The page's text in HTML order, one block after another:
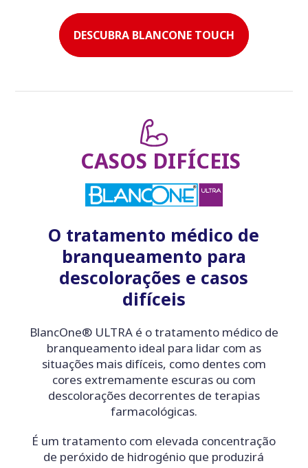
DESCUBRA BLANCONE TOUCH
CASOS DIFÍCEIS
O tratamento médico de
branqueamento para
descolorações e casos
difíceis
BlancOne® ULTRA é o tratamento médico de
branqueamento ideal para lidar com as
situações mais difíceis, como dentes com
cores extremamente escuras ou com
descolorações decorrentes de terapias
farmacológicas.
É um tratamento com elevada concentração
de peróxido de hidrogénio que produzirá